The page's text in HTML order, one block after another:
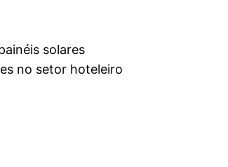
solares
no setor hoteleiro